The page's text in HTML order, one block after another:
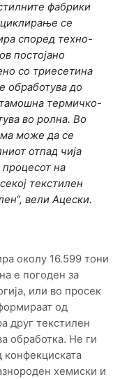
фабрики
се
според техно-
постојано
со триесетина
обработува до
термичко-
во ролна. Во
може да се
отпад чија
процесот на
текстилен
вели Ацески.
околу 16.599 тони
е погоден за
или во просек
од
друг текстилен
обработка. Не ги
конфекциската
хемиски и